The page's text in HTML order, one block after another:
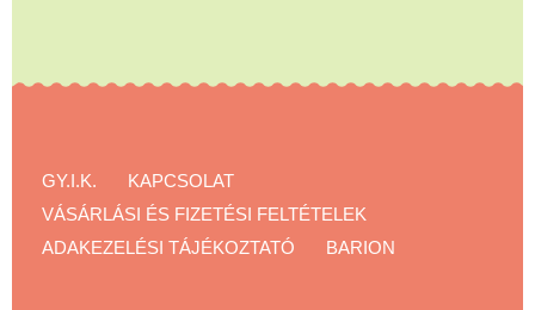
GY.I.K.
KAPCSOLAT
VÁSÁRLÁSI ÉS FIZETÉSI FELTÉTELEK
ADAKEZELÉSI TÁJÉKOZTATÓ
BARION